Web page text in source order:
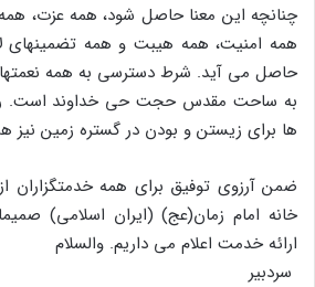
چنانچه این معنا حاصل شود، همه عزت،
همه امنیت، همه هیبت و همه تضمینهاى
حاصل مى آید. شرط دسترسى به همه
به ساحت مقدس حجت حى خداوند است.
ها براى زیستن و بودن در گستره زمین نیز
ضمن آرزوى توفیق براى همه خدمتگزاران
خانه امام زمان(عج) (ایران اسلامى)
ارائه خدمت اعلام مى داریم. والسلام
سردبیر